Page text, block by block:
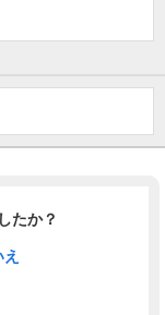
たか？